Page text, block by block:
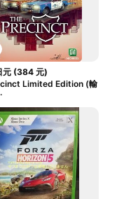
元 (384 元)
Limited Edition (輸